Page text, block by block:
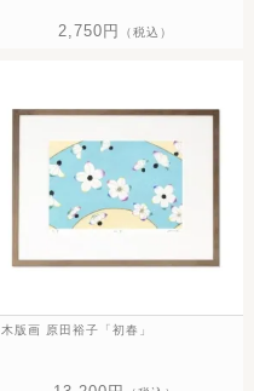
2,750円 （税込）
木版画 原田裕子「初春」